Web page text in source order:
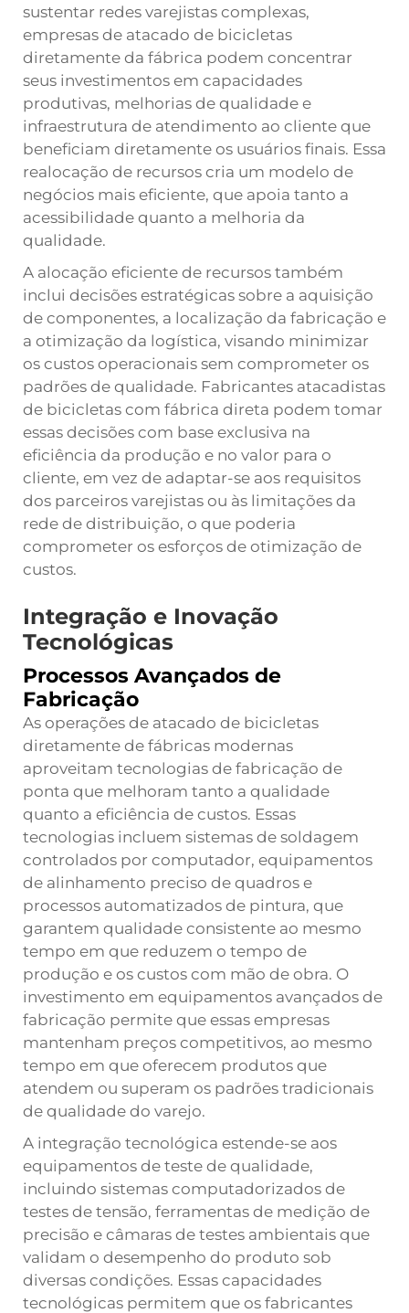
sustentar redes varejistas complexas,
empresas de atacado de bicicletas
diretamente da fábrica podem concentrar
seus investimentos em capacidades
produtivas, melhorias de qualidade e
infraestrutura de atendimento ao cliente que
beneficiam diretamente os usuários finais. Essa
realocação de recursos cria um modelo de
negócios mais eficiente, que apoia tanto a
acessibilidade quanto a melhoria da
qualidade.
A alocação eficiente de recursos também
inclui decisões estratégicas sobre a aquisição
de componentes, a localização da fabricação e
a otimização da logística, visando minimizar
os custos operacionais sem comprometer os
padrões de qualidade. Fabricantes atacadistas
de bicicletas com fábrica direta podem tomar
essas decisões com base exclusiva na
eficiência da produção e no valor para o
cliente, em vez de adaptar-se aos requisitos
dos parceiros varejistas ou às limitações da
rede de distribuição, o que poderia
comprometer os esforços de otimização de
custos.
Integração e Inovação
Tecnológicas
Processos Avançados de
Fabricação
As operações de atacado de bicicletas
diretamente de fábricas modernas
aproveitam tecnologias de fabricação de
ponta que melhoram tanto a qualidade
quanto a eficiência de custos. Essas
tecnologias incluem sistemas de soldagem
controlados por computador, equipamentos
de alinhamento preciso de quadros e
processos automatizados de pintura, que
garantem qualidade consistente ao mesmo
tempo em que reduzem o tempo de
produção e os custos com mão de obra. O
investimento em equipamentos avançados de
fabricação permite que essas empresas
mantenham preços competitivos, ao mesmo
tempo em que oferecem produtos que
atendem ou superam os padrões tradicionais
de qualidade do varejo.
A integração tecnológica estende-se aos
equipamentos de teste de qualidade,
incluindo sistemas computadorizados de
testes de tensão, ferramentas de medição de
precisão e câmaras de testes ambientais que
validam o desempenho do produto sob
diversas condições. Essas capacidades
tecnológicas permitem que os fabricantes